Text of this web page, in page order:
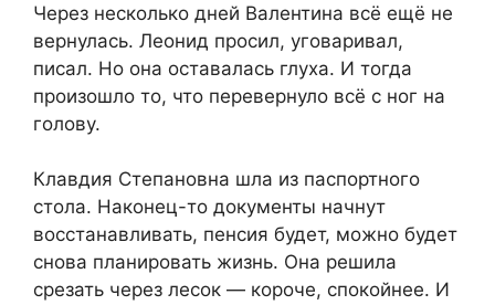
Через несколько дней Валентина всё ещё не
вернулась. Леонид просил, уговаривал,
писал. Но она оставалась глуха. И тогда
произошло то, что перевернуло всё с ног на
голову.
Клавдия Степановна шла из паспортного
стола. Наконец-то документы начнут
восстанавливать, пенсия будет, можно будет
снова планировать жизнь. Она решила
срезать через лесок — короче, спокойнее. И